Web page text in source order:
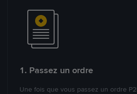
1. Passez un ordre
Une fois que vous passez un ordre